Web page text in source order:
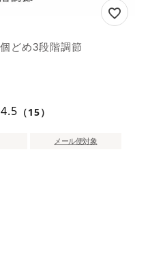
どめ3段階調節
4.5 （15）
メール便対象